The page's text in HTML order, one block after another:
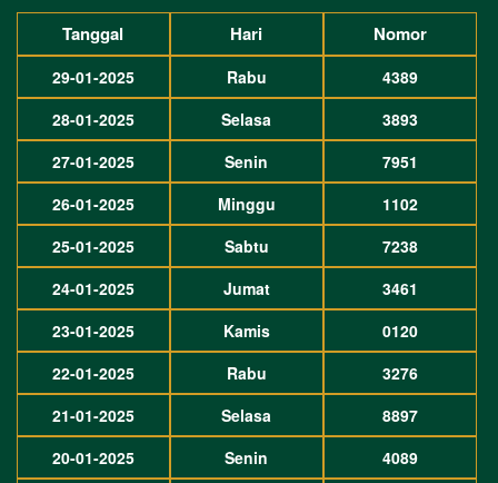
Tanggal Hari Nomor
29-01-2025 Rabu
4389
28-01-2025
Selasa
3893
27-01-2025
Senin
7951
26-01-2025
Minggu
1102
25-01-2025
Sabtu
7238
24-01-2025
Jumat
3461
23-01-2025
Kamis
0120
22-01-2025
Rabu
3276
21-01-2025
Selasa
8897
20-01-2025
Senin 4089